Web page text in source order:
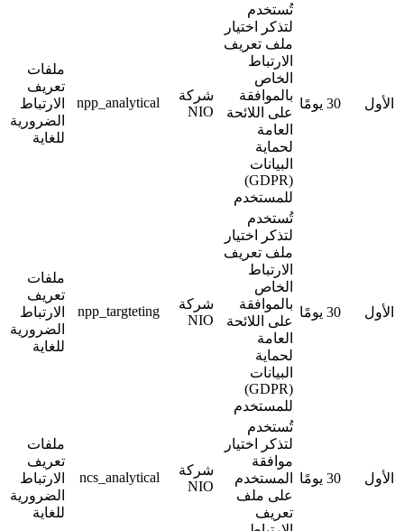
الأول 30 يومًا
تُستخدم
لتذكر اختيار
ملف تعريف
الارتباط
الخاص
بالموافقة
على اللائحة
العامة
لحماية
البيانات
(GDPR)
للمستخدم
شركة
NIO
npp_analytical
ملفات
تعريف
الارتباط
الضرورية
للغاية
الأول 30 يومًا
تُستخدم
لتذكر اختيار
ملف تعريف
الارتباط
الخاص
بالموافقة
على اللائحة
العامة
لحماية
البيانات
(GDPR)
للمستخدم
شركة
NIO
npp_targteting
ملفات
تعريف
الارتباط
الضرورية
للغاية
الأول 30 يومًا
تُستخدم
لتذكر اختيار
موافقة
المستخدم
على ملف
تعريف
شركة
NIO
ncs_analytical
ملفات
تعريف
الارتباط
الضرورية
للغاية